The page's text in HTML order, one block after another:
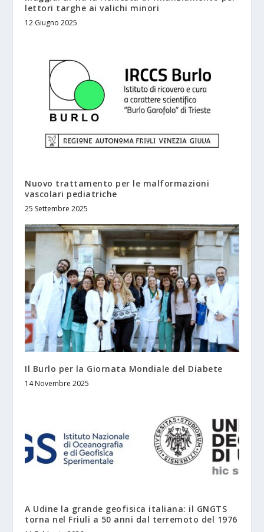
lettori targhe ai valichi minori
12 Giugno 2025
Nuovo trattamento per le malformazioni
vascolari pediatriche
25 Settembre 2025
Il Burlo per la Giornata Mondiale del Diabete
14 Novembre 2025
A Udine la grande geofisica italiana: il GNGTS
torna nel Friuli a 50 anni dal terremoto del 1976